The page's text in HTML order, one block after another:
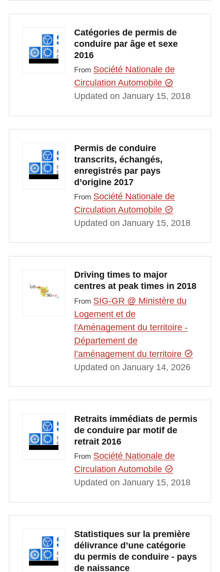
Catégories de permis de
conduire par âge et sexe
2016
From Société Nationale de
Circulation Automobile
Updated on January 15, 2018
Permis de conduire
transcrits, échangés,
enregistrés par pays
d’origine 2017
From Société Nationale de
Circulation Automobile
Updated on January 15, 2018
Driving times to major
centres at peak times in 2018
From SIG-GR @ Ministère du
Logement et de
l'Aménagement du territoire -
Département de
l’aménagement du territoire
Updated on January 14, 2026
Retraits immédiats de permis
de conduire par motif de
retrait 2016
From Société Nationale de
Circulation Automobile
Updated on January 15, 2018
Statistiques sur la première
délivrance d’une catégorie
du permis de conduire - pays
de naissance